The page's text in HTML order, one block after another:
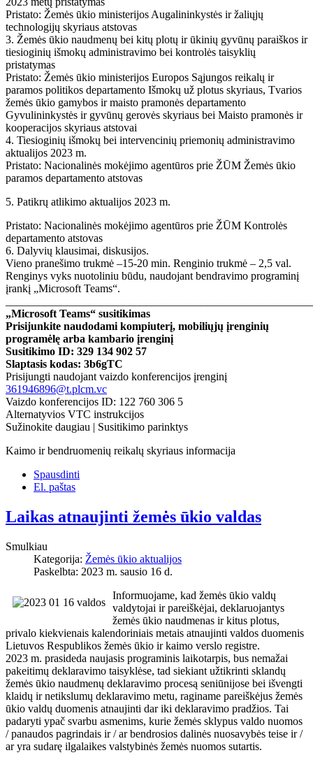
Pristato: Žemės ūkio ministerijos Augalininkystės ir žaliųjų
technologijų skyriaus atstovas
3. Žemės ūkio naudmenų bei kitų plotų ir ūkinių gyvūnų paraiškos ir
tiesioginių išmokų administravimo bei kontrolės taisyklių
pristatymas
Pristato: Žemės ūkio ministerijos Europos Sąjungos reikalų ir
paramos politikos departamento Išmokų už plotus skyriaus, Tvarios
žemės ūkio gamybos ir maisto pramonės departamento
Gyvulininkystės ir gyvūnų gerovės skyriaus bei Maisto pramonės ir
kooperacijos skyriaus atstovai
4. Tiesioginių išmokų bei intervencinių priemonių administravimo
aktualijos 2023 m.
Pristato: Nacionalinės mokėjimo agentūros prie ŽŪM Žemės ūkio
paramos departamento atstovas
5. Patikrų atlikimo aktualijos 2023 m.
Pristato: Nacionalinės mokėjimo agentūros prie ŽŪM Kontrolės
departamento atstovas
6. Dalyvių klausimai, diskusijos.
Vieno pranešimo trukmė –15-20 min. Renginio trukmė – 2,5 val.
Renginys vyks nuotoliniu būdu, naudojant bendravimo programinį
įrankį „Microsoft Teams“.
„Microsoft Teams“ susitikimas
Prisijunkite naudodami kompiuterį, mobiliųjų įrenginių
programėlę arba kambario įrenginį
Susitikimo ID: 329 134 902 57
Slaptasis kodas: 3b6gTC
Prisijungti naudojant vaizdo konferencijos įrenginį
361946896@t.plcm.vc
Vaizdo konferencijos ID: 122 760 306 5
Alternatyvios VTC instrukcijos
Sužinokite daugiau | Susitikimo parinktys
Kaimo ir bendruomenių reikalų skyriaus informacija
Spausdinti
El. paštas
Laikas atnaujinti žemės ūkio valdas
Smulkiau
Kategorija: Žemės ūkio aktualijos
Paskelbta: 2023 m. sausio 16 d.
Informuojame, kad žemės ūkio valdų
valdytojai ir pareiškėjai, deklaruojantys
žemės ūkio naudmenas ir kitus plotus,
privalo kiekvienais kalendoriniais metais atnaujinti valdos duomenis
Lietuvos Respublikos žemės ūkio ir kaimo verslo registre.
2023 m. prasideda naujasis programinis laikotarpis, bus nemažai
pakeitimų deklaravimo taisyklėse, tad siekiant užtikrinti sklandų
žemės ūkio naudmenų deklaravimo procesą seniūnijose bei išvengti
klaidų ir netikslumų deklaravimo metu, raginame pareiškėjus žemės
ūkio valdų duomenis atnaujinti dar iki deklaravimo pradžios. Tai
padaryti ypač svarbu asmenims, kurie žemės sklypus valdo nuomos
/ panaudos pagrindais ir / ar bendrosios dalinės nuosavybės teise ir /
ar yra sudarę ilgalaikes valstybinės žemės nuomos sutartis.